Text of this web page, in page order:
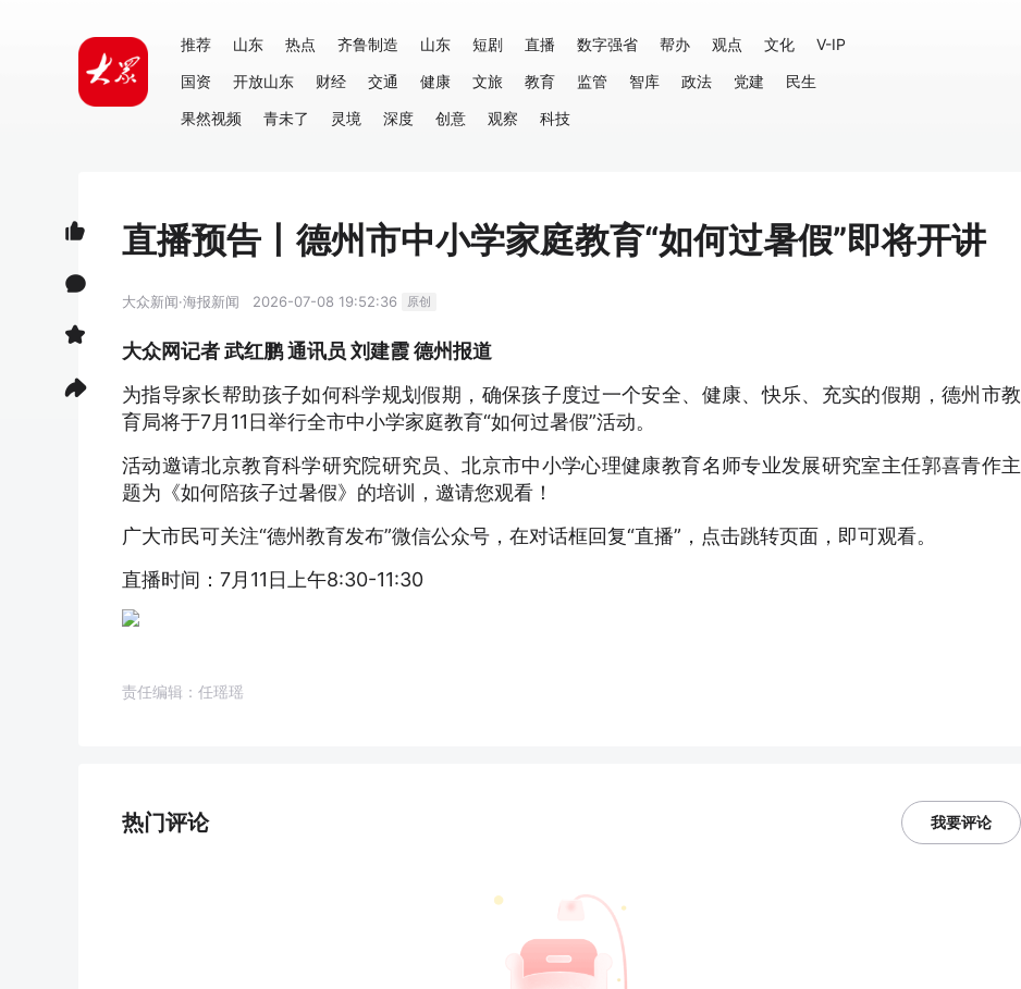
推荐 山东 热点 齐鲁制造 山东 短剧 直播 数字强省 帮办 观点 文化
V-IP
国资
开放山东 财经 交通 健康 文旅 教育 监管 智库 政法 党建
民生
果然视频
青未了 灵境 深度 创意 观察 科技
直播预告丨德州市中小学家庭教育“如何过暑假”即将开讲
大众新闻·海报新闻 2026-07-08 19:52:36 原创
大众网记者 武红鹏 通讯员 刘建霞 德州报道
为指导家长帮助孩子如何科学规划假期，确保孩子度过一个安全、健康、快乐、充实的假期，德州市教
育局将于7月11日举行全市中小学家庭教育“如何过暑假”活动。
活动邀请北京教育科学研究院研究员、北京市中小学心理健康教育名师专业发展研究室主任郭喜青作主
题为《如何陪孩子过暑假》的培训，邀请您观看！
广大市民可关注“德州教育发布”微信公众号，在对话框回复“直播”，点击跳转页面，即可观看。
直播时间：7月11日上午8:30-11:30
责任编辑：任瑶瑶
热门评论 我要评论